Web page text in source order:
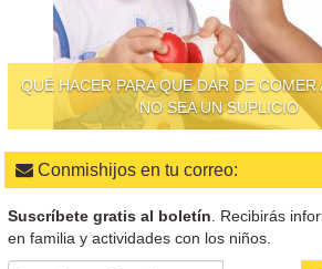
QUÉ HACER PARA QUE DAR DE COMER
NO SEA UN SUPLICIO
Conmishijos en tu correo:
Suscríbete gratis al boletín . Recibirás
en familia y actividades con los niños.